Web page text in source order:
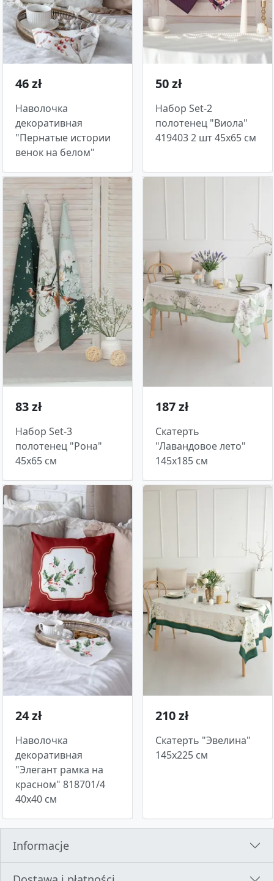
46 zł
Наволочка
декоративная
"Пернатые истории
венок на белом"
50 zł
Набор Set-2
полотенец "Виола"
419403 2 шт 45х65 см
83 zł
Набор Set-3
полотенец "Рона"
45х65 см
187 zł
Скатерть
"Лавандовое лето"
145х185 см
24 zł
Наволочка
декоративная
"Элегант рамка на
красном" 818701/4
40х40 см
210 zł
Скатерть "Эвелина"
145х225 см
Informacje